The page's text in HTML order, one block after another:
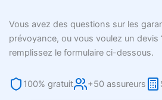
Vous avez des questions sur les
prévoyance, ou vous voulez un devis
remplissez le formulaire ci-dessous.
100% gratuit +50 assureurs